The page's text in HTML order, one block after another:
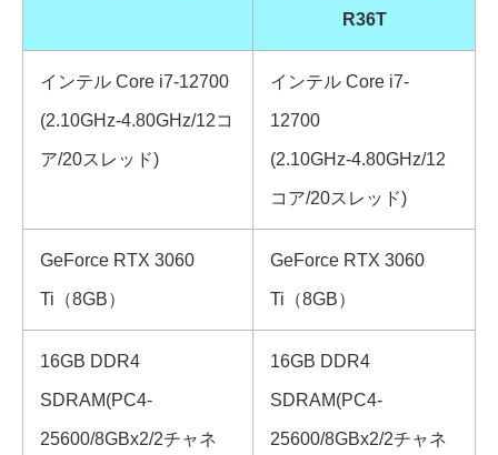
R36T
インテル Core i7-12700
(2.10GHz-4.80GHz/12コ
ア/20スレッド)
インテル Core i7-
12700
(2.10GHz-4.80GHz/12
コア/20スレッド)
GeForce RTX 3060
Ti（8GB）
GeForce RTX 3060
Ti（8GB）
16GB DDR4
SDRAM(PC4-
25600/8GBx2/2チャネ
16GB DDR4
SDRAM(PC4-
25600/8GBx2/2チャネ